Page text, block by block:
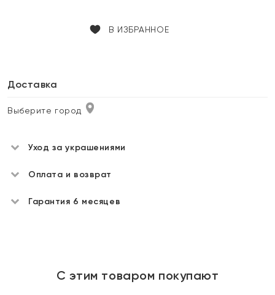
В ИЗБРАННОЕ
Доставка
Выберите город
Уход за украшениями
Оплата и возврат
Гарантия 6 месяцев
С этим товаром покупают